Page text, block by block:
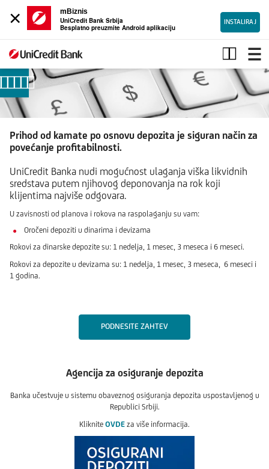
×
mBiznis
UniCredit Bank Srbija
Besplatno preuzmite Android aplikaciju
INSTALIRAJ
Oročena
štednja
Prihod od kamate po osnovu depozita je siguran način za
povećanje profitabilnosti.
UniCredit Banka nudi mogućnost ulaganja viška likvidnih
sredstava putem njihovog deponovanja na rok koji
klijentima najviše odgovara.
U zavisnosti od planova i rokova na raspolaganju su vam:
Oročeni depoziti u dinarima i devizama
Rokovi za dinarske depozite su: 1 nedelja, 1 mesec, 3 meseca i 6 meseci.
Rokovi za depozite u devizama su: 1 nedelja, 1 mesec, 3 meseca, 6 meseci i
1 godina.
PODNESITE ZAHTEV
Agencija za osiguranje depozita
Banka učestvuje u sistemu obaveznog osiguranja depozita uspostavljenog u
Republici Srbiji.
Kliknite OVDE za više informacija.